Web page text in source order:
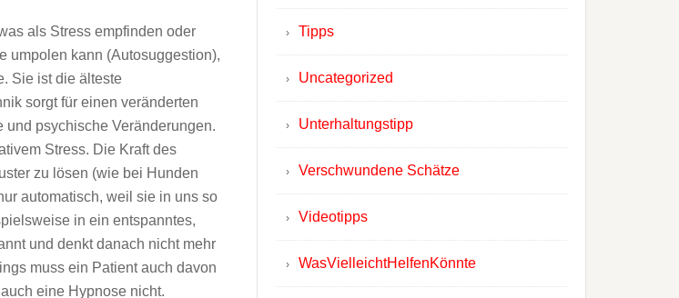
als Stress empfinden oder
umpolen kann (Autosuggestion),
Sie ist die älteste
sorgt für einen veränderten
und psychische Veränderungen.
Stress. Die Kraft des
zu lösen (wie bei Hunden
automatisch, weil sie in uns so
in ein entspanntes,
und denkt danach nicht mehr
muss ein Patient auch davon
eine Hypnose nicht.
Tipps
Uncategorized
Unterhaltungstipp
Verschwundene Schätze
Videotipps
WasVielleichtHelfenKönnte